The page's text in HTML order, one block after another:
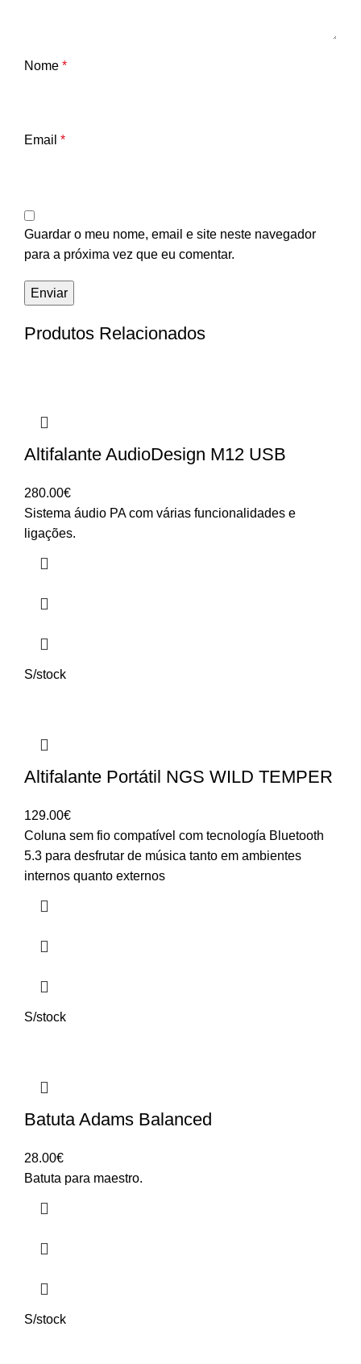
Nome *
Email *
Guardar o meu nome, email e site neste navegador
para a próxima vez que eu comentar.
Produtos Relacionados
Altifalante AudioDesign M12 USB
280.00€
Sistema áudio PA com várias funcionalidades e
ligações.
S/stock
Altifalante Portátil NGS WILD TEMPER
129.00€
Coluna sem fio compatível com tecnología Bluetooth
5.3 para desfrutar de música tanto em ambientes
internos quanto externos
S/stock
Batuta Adams Balanced
28.00€
Batuta para maestro.
S/stock